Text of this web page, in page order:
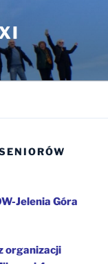
Jelenia Góra
organizacji